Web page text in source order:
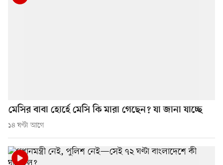
মেসির বাবা হোর্হে মেসি কি মারা গেছেন? যা জানা যাচ্ছে
১৪ ঘণ্টা আগে